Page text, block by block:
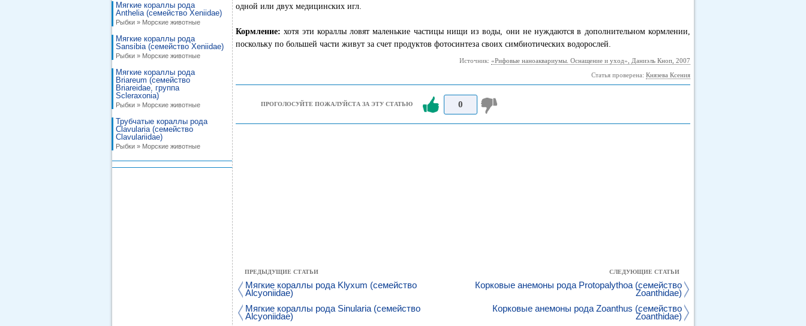
Мягкие кораллы рода
Anthelia (семейство Xeniidae)
Рыбки » Морские животные
Мягкие кораллы рода
Sansibia (семейство Xeniidae)
Рыбки » Морские животные
Мягкие кораллы рода
Briareum (семейство
Briareidae, группа
Scleraxonia)
Рыбки » Морские животные
Трубчатые кораллы рода
Clavularia (семейство
Clavulariidae)
Рыбки » Морские животные
одной или двух медицинских игл.
Кормление:хотя эти кораллы ловят маленькие частицы нищи из воды, они не нуждаются в дополнительном кормлении,
поскольку по большей части живут за счет продуктов фотосинтеза своих симбиотических водорослей.
Источник: «Рифовые наноаквариумы. Оснащение и уход», Даниэль Кноп, 2007
Статья проверена: Князева Ксения
ПРОГОЛОСУЙТЕ ПОЖАЛУЙСТА ЗА ЭТУ СТАТЬЮ 0
ПРЕДЫДУЩИЕ СТАТЬИ
Мягкие кораллы рода Klyxum (семейство
Alcyoniidae)
Мягкие кораллы рода Sinularia (семейство
Alcyoniidae)
СЛЕДУЮЩИЕ СТАТЬИ
Корковые анемоны рода Protopalythoa (семейство
Zoanthidae)
Корковые анемоны рода Zoanthus (семейство
Zoanthidae)